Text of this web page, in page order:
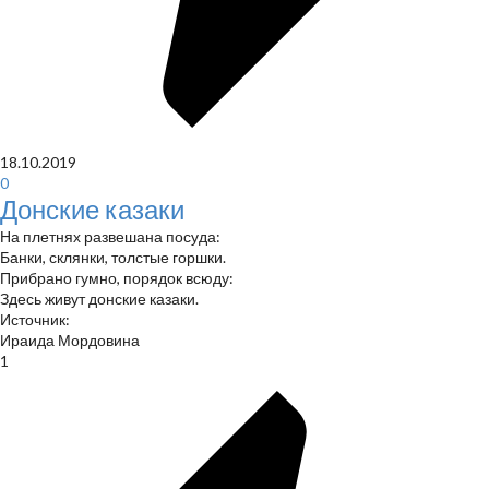
18.10.2019
0
Донские казаки
На плетнях развешана посуда:
Банки, склянки, толстые горшки.
Прибрано гумно, порядок всюду:
Здесь живут донские казаки.
Источник:
Ираида Мордовина
1